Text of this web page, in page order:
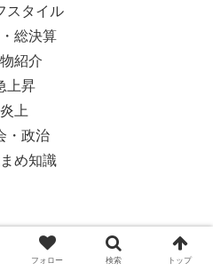
スタイル
総決算
紹介
上昇
炎上
・政治
め知識
Magazine.
フォロー 検索 トップ